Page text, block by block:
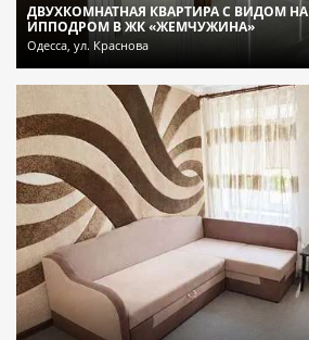
ДВУХКОМНАТНАЯ КВАРТИРА С ВИДОМ НА
ИППОДРОМ В ЖК «ЖЕМЧУЖИНА»
Одесса, ул. Краснова